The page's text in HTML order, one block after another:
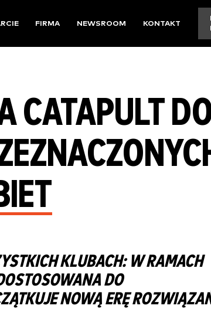
FIRMA NEWSROOM KONTAKT
CATAPULT
KLUBACH: W RAMACH
DO
NOWĄ ERĘ